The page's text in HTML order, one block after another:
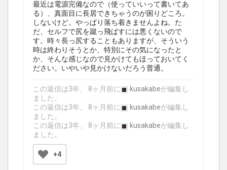
最近は電源完備なので（使っていいって書いてあ
る）、真面目に長居できちゃうのが困りどころ。
しないけど。やっぱり落ち着きませんよね。た
だ、セルフで尻を蹴っ飛ばすには悪くないので
す。時々長っ尻することもありますが、そういう
時は終わりそうとか、特別にその気になったと
か、そんな感じなので見かけてもほっておいてく
ださい。いやいや見かけないだろう普通。
この返信は3年、 8ヶ月前に kusakabeが編集し
ました。
この返信は3年、 8ヶ月前に
kusakabeが編集し
ました。
この返信は3年、 8ヶ月前に
kusakabeが編集し
ました。
+4